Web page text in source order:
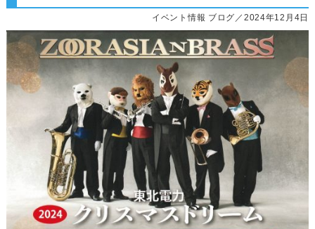
イベント情報 ブログ／2024年12月4日